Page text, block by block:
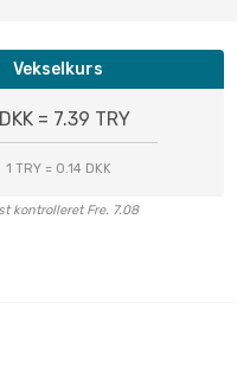
Vekselkurs
= 7.39 TRY
1 TRY = 0.14 DKK
kontrolleret Fre. 7.08